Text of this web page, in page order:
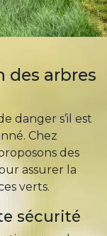
des arbres
danger s’il est
Chez
des
assurer la
verts.
sécurité